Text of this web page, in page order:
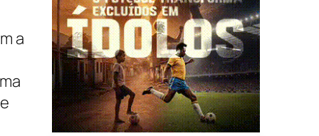
a
Pesquisa do Procon Goiás aponta
variação de até 478% nos preços de
alimentos
Saúde Estadual reforça medidas de
prevenção contra dengue e
chikungunya durante a estiagem
Trabalho no sistema prisional cresce
61,4% em Goiás e alcança mais de 6 mil
pessoas